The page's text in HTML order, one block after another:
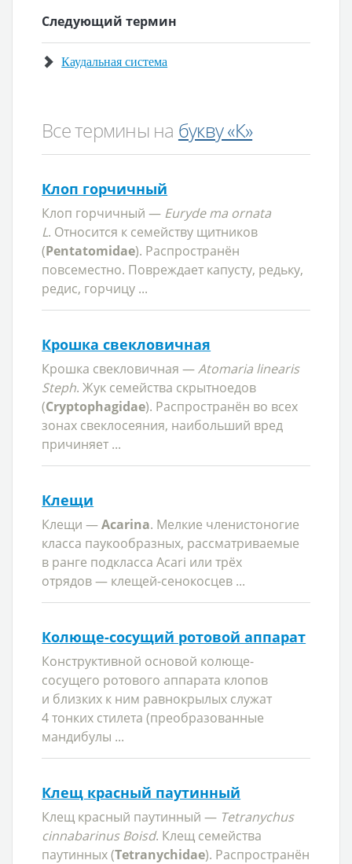
Следующий термин
Каудальная система
Все термины на букву «К»
Клоп горчичный
Клоп горчичный — Euryde ma ornata
L. Относится к семейству щитников
(Pentatomidae). Распространён
повсеместно. Повреждает капусту, редьку,
редис, горчицу ...
Крошка свекловичная
Крошка свекловичная —Atomaria linearis
Steph. Жук семейства скрытноедов
(Cryptophagidae). Распространён во всех
зонах свеклосеяния, наибольший вред
причиняет ...
Клещи
Клещи —Acarina. Мелкие членистоногие
класса паукообразных, рассматриваемые
в ранге подкласса Acari или трёх
отрядов — клещей-сенокосцев ...
Колюще-сосущий ротовой аппарат
Конструктивной основой колюще-
сосущего ротового аппарата клопов
и близких к ним равнокрылых служат
4 тонких стилета (преобразованные
мандибулы ...
Клещ красный паутинный
Клещ красный паутинный — Tetranychus
cinnabarinus Boisd. Клещ семейства
паутинных (Tetranychidae). Распространён